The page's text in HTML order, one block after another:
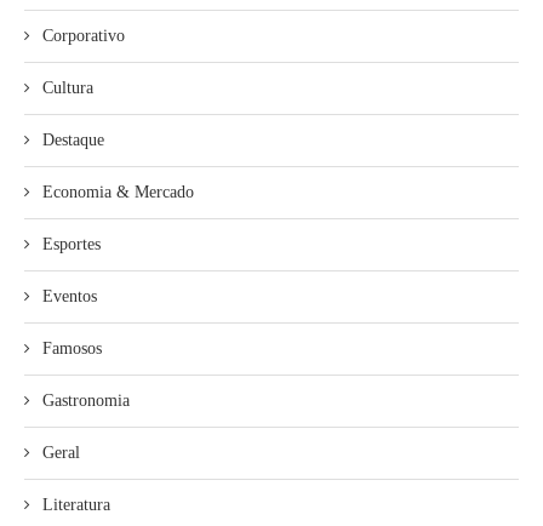
Corporativo
Cultura
Destaque
Economia & Mercado
Esportes
Eventos
Famosos
Gastronomia
Geral
Literatura